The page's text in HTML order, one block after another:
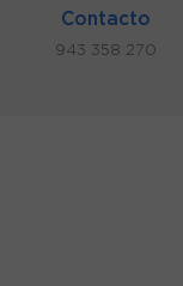
Contacto
943 358 270